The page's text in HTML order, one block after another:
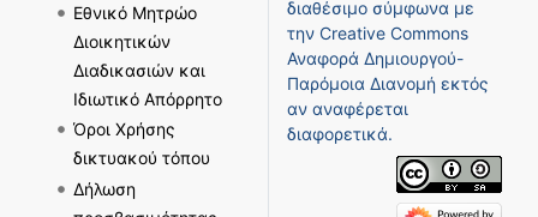
Εθνικό Μητρώο
Διοικητικών
Διαδικασιών και
Ιδιωτικό Απόρρητο
Όροι Χρήσης
δικτυακού τόπου
Δήλωση
διαθέσιμο σύμφωνα με
την Creative Commons
Αναφορά Δημιουργού-
Παρόμοια Διανομή εκτός
αν αναφέρεται
διαφορετικά.